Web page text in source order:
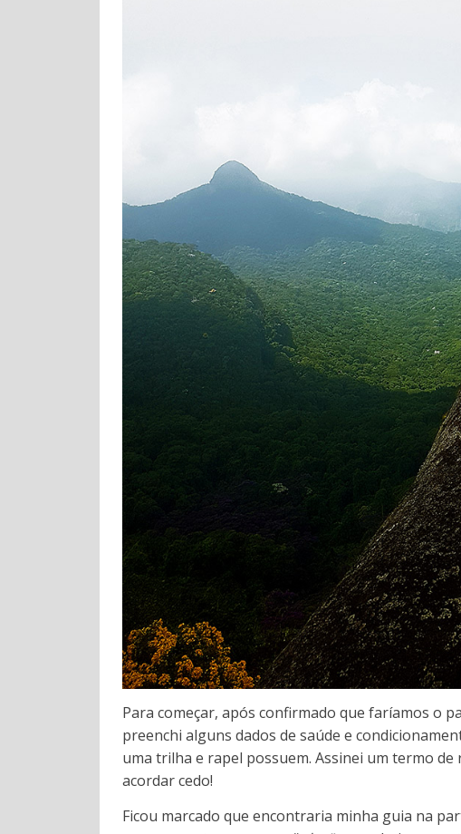
Para começar, após confirmado que faríamos o
preenchi alguns dados de saúde e
uma trilha e rapel possuem. Assinei um termo
acordar cedo!
Ficou marcado que encontraria minha guia na